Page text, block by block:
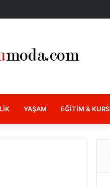
YAŞAM EĞITIM & KURS